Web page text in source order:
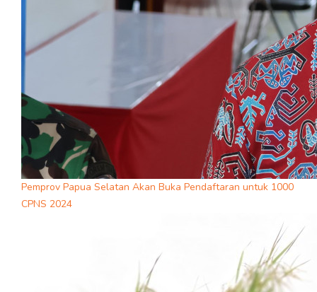
Pemprov Papua Selatan Akan Buka Pendaftaran untuk 1000
CPNS 2024